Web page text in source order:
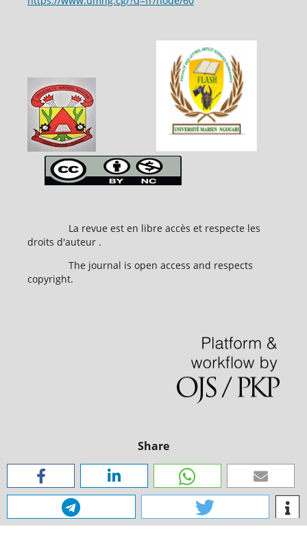
La revue est en libre accès et respecte les
droits d'auteur .
The journal is open access and respects
copyright.
Share